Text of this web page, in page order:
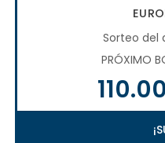
Sorteo del
PRÓXIMO